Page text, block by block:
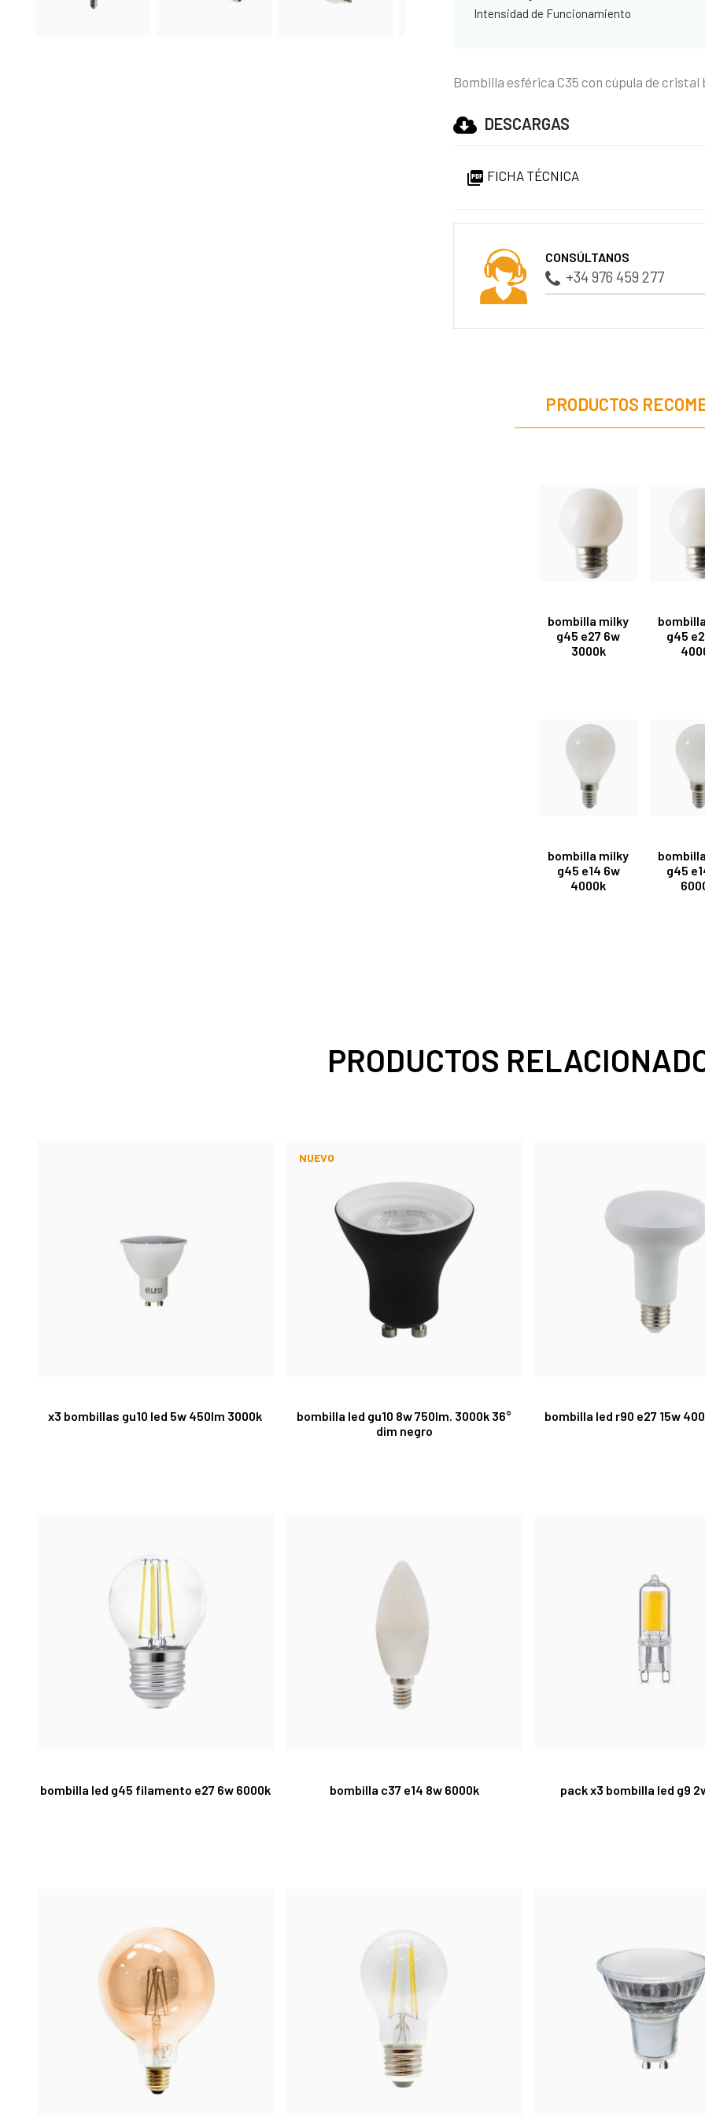
Intensidad de Funcionamiento
Bombilla esférica C35 con cúpula de cristal
DESCARGAS
 FICHA TÉCNICA
CONSÚLTANOS
+34 976 459 277
PRODUCTOS
bombilla milky
g45 e27 6w
3000k
g45
bombilla milky
g45 e14 6w
4000k
g45
PRODUCTOS
x3 bombillas gu10 led 5w 450lm 3000k
bombilla led gu10 8w 750lm. 3000k 36°
dim negro
NUEVO
bombilla led r90 e27 15w
bombilla led g45 filamento e27 6w 6000k bombilla c37 e14 8w 6000k pack x3 bombilla led g9